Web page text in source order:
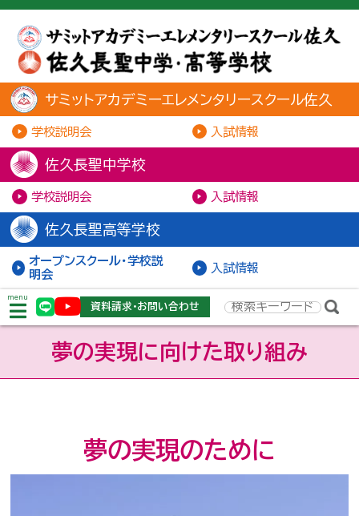
サミットアカデミーエレメンタリースクール佐久
学校説明会 入試情報
佐久長聖中学校
学校説明会 入試情報
佐久長聖高等学校
オープンスクール・学校説
明会
入試情報
menu
資料請求・お問い合わせ
夢の実現に向けた取り組み
夢の実現のために